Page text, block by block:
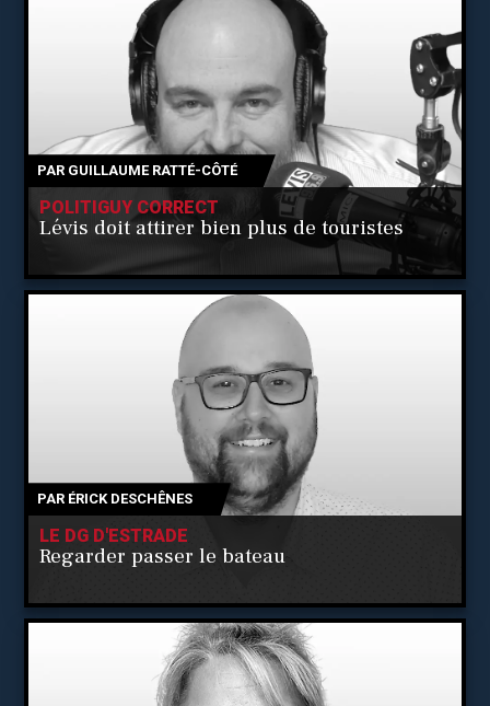
PAR GUILLAUME RATTÉ-CÔTÉ
POLITIGUY CORRECT
Lévis doit attirer bien plus de touristes
PAR ÉRICK DESCHÊNES
LE DG D'ESTRADE
Regarder passer le bateau